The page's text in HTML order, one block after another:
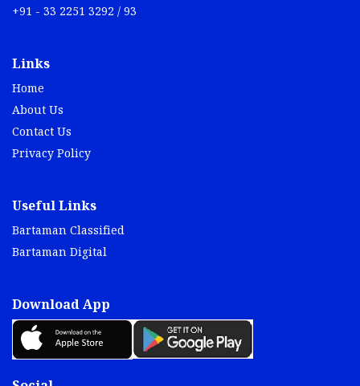
+91 - 33 2251 3292 / 93
Links
Home
About Us
Contact Us
Privacy Policy
Useful Links
Bartaman Classified
Bartaman Digital
Download App